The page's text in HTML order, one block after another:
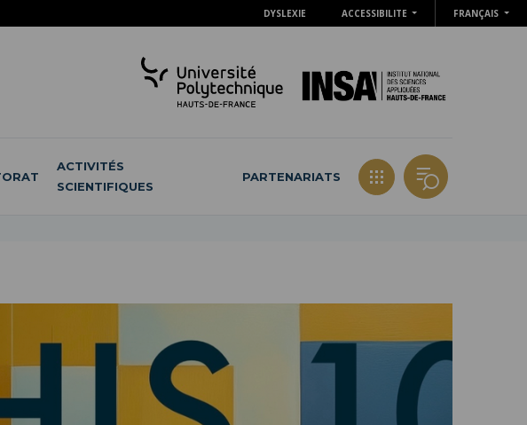
DYSLEXIE ACCESSIBILITE FRANÇAIS
ACTIVITÉS
SCIENTIFIQUES
PARTENARIATS